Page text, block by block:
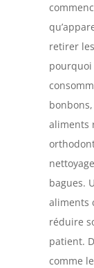
retirer
aliments
bagues.
aliments
réduire
patient.
comme